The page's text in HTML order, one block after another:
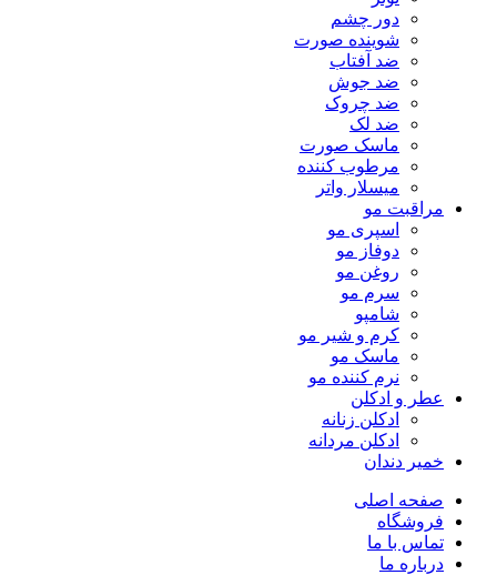
دور چشم
شوینده صورت
ضد آفتاب
ضد جوش
ضد چروک
ضد لک
ماسک صورت
مرطوب کننده
میسلار واتر
مراقبت مو
اسپری مو
دوفاز مو
روغن مو
سرم مو
شامپو
کرم و شیر مو
ماسک مو
نرم کننده مو
عطر و ادکلن
ادکلن زنانه
ادکلن مردانه
خمیر دندان
صفحه اصلی
فروشگاه
تماس با ما
درباره ما